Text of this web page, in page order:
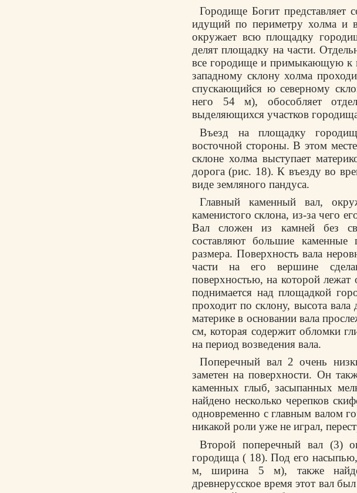
Городище Богит представляет
идущий по периметру холма и
окружает всю площадку
делят площадку на части.
все городище и примыкающую к
западному склону холма
спускающийся ю северному
него 54 м), обособляет
выделяющихся участков
Въезд на площадку
восточной стороны. В этом
склоне холма выступает
дорога (рис. 18). К въезду во
виде земляного пандуса.
Главный каменный вал,
каменистого склона, из-за чего
Вал сложен из камней без
составляют большие
размера. Поверхность вала
части на его вершине
поверхностью, на которой
поднимается над площадкой
проходит по склону, высота
материке в основании вала
см, которая содержит обломки
на период возведения вала.
Поперечный вал 2 очень
заметен на поверхности. Он
каменных глыб, засыпанных
найдено несколько черепков
одновременно с главным валом
никакой роли уже не играл,
Второй поперечный вал (3)
городища ( 18). Под его
м, ширина 5 м), также
древнерусское время этот вал